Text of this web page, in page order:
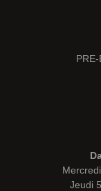
Jeudi